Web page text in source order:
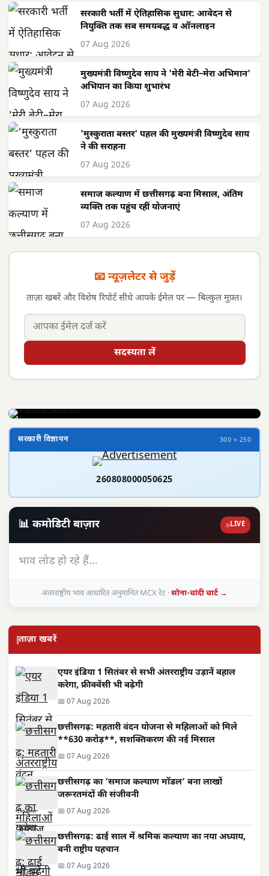
सरकारी भर्ती में ऐतिहासिक सुधार: आवेदन से
नियुक्ति तक सब समयबद्ध व ऑनलाइन
07 Aug 2026
मुख्यमंत्री विष्णुदेव साय ने 'मेरी बेटी–मेरा अभिमान'
अभियान का किया शुभारंभ
07 Aug 2026
'मुस्कुराता बस्तर' पहल की मुख्यमंत्री विष्णुदेव साय
ने की सराहना
07 Aug 2026
समाज कल्याण में छत्तीसगढ़ बना मिसाल, अंतिम
व्यक्ति तक पहुंच रहीं योजनाएं
07 Aug 2026
📧 न्यूज़लेटर से जुड़ें
ताज़ा खबरें और विशेष रिपोर्ट सीधे आपके ईमेल पर — बिल्कुल मुफ़्त।
सदस्यता लें
सरकारी विज्ञापन 300 × 250
260808000050625
📊 कमोडिटी बाज़ार LIVE
भाव लोड हो रहे हैं…
अंतरराष्ट्रीय भाव आधारित अनुमानित MCX रेट ·सोना-चांदी चार्ट →
ताज़ा खबरें
एयर इंडिया 1 सितंबर से सभी अंतरराष्ट्रीय उड़ानें बहाल
करेगा, फ्रीक्वेंसी भी बढ़ेगी
📅 07 Aug 2026
छत्तीसगढ़: महतारी वंदन योजना से महिलाओं को मिले
**630 करोड़**, सशक्तिकरण की नई मिसाल
📅 07 Aug 2026
छत्तीसगढ़ का ‘समाज कल्याण मॉडल’ बना लाखों
जरूरतमंदों की संजीवनी
📅 07 Aug 2026
छत्तीसगढ़: ढाई साल में श्रमिक कल्याण का नया अध्याय,
बनी राष्ट्रीय पहचान
📅 07 Aug 2026